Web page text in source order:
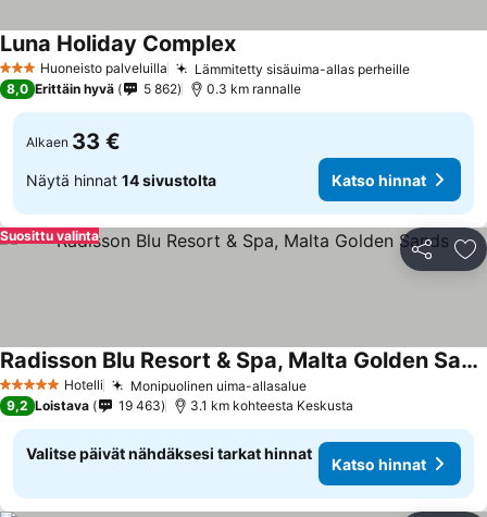
3 Tähtiluokitus
Huoneisto palveluilla Lämmitetty sisäuima-allas perheille
Luna Holiday Complex
8,0 Erittäin hyvä 5 862 0.3 km rannalle
Alkaen 33 €
Näytä hinnat 14 sivustolta Katso hinnat
Jaa
Suosittu valinta
5 Tähtiluokitus
Hotelli Monipuolinen uima-allasalue
Radisson Blu Resort & Spa, Malta Golden Sands
9,2 Loistava 19 463 3.1 km kohteesta Keskusta
Valitse päivät nähdäksesi tarkat hinnat
Katso hinnat